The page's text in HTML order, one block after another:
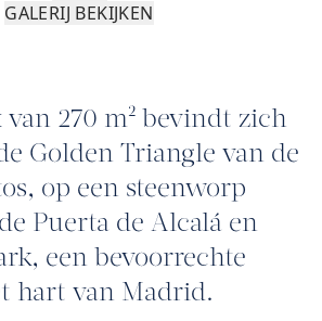
GALERIJ BEKIJKEN
van 270 m² bevindt zich
Golden Triangle van de
op een steenworp
Puerta de Alcalá en
een bevoorrechte
hart van Madrid.